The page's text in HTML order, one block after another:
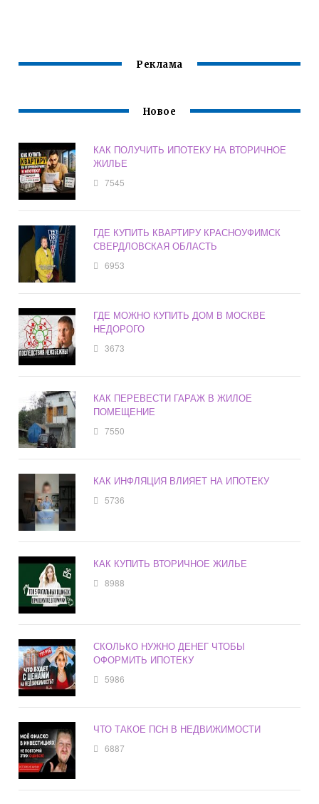
Реклама
Новое
КАК ПОЛУЧИТЬ ИПОТЕКУ НА ВТОРИЧНОЕ
ЖИЛЬЕ
7545
ГДЕ КУПИТЬ КВАРТИРУ КРАСНОУФИМСК
СВЕРДЛОВСКАЯ ОБЛАСТЬ
6953
ГДЕ МОЖНО КУПИТЬ ДОМ В МОСКВЕ
НЕДОРОГО
3673
КАК ПЕРЕВЕСТИ ГАРАЖ В ЖИЛОЕ
ПОМЕЩЕНИЕ
7550
КАК ИНФЛЯЦИЯ ВЛИЯЕТ НА ИПОТЕКУ
5736
КАК КУПИТЬ ВТОРИЧНОЕ ЖИЛЬЕ
8988
СКОЛЬКО НУЖНО ДЕНЕГ ЧТОБЫ
ОФОРМИТЬ ИПОТЕКУ
5986
ЧТО ТАКОЕ ПСН В НЕДВИЖИМОСТИ
6887